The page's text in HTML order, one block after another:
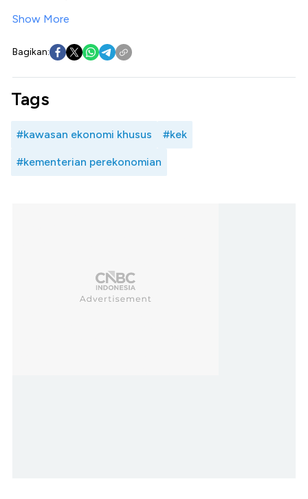
Show More
Bagikan:
Tags
#kawasan ekonomi khusus #kek
#kementerian perekonomian